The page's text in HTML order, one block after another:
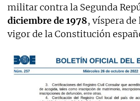
militar contra la Segunda
diciembre de 1978, víspera
vigor de la Constitución